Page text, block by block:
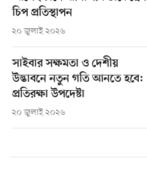
চিপ প্রতিস্থাপন
২০ জুলাই ২০২৬
সাইবার সক্ষমতা ও দেশীয়
উদ্ভাবনে নতুন গতি আনতে হবে:
প্রতিরক্ষা উপদেষ্টা
২০ জুলাই ২০২৬